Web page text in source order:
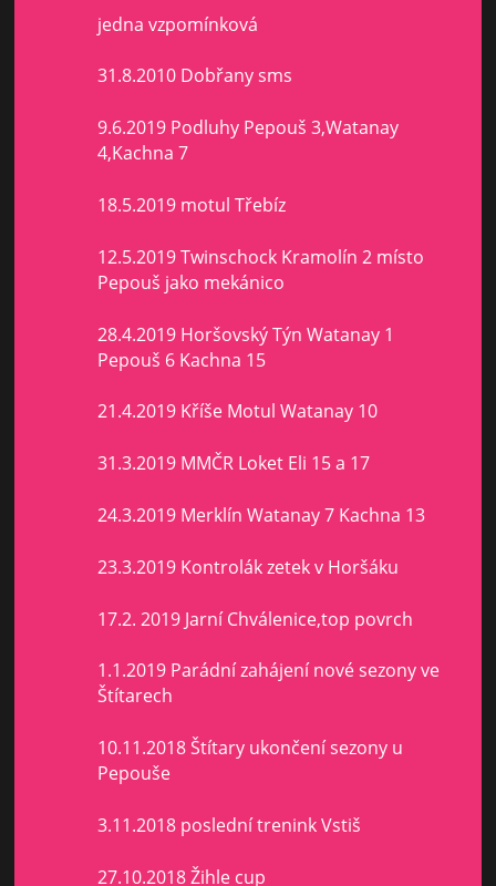
jedna vzpomínková
31.8.2010 Dobřany sms
9.6.2019 Podluhy Pepouš 3,Watanay
4,Kachna 7
18.5.2019 motul Třebíz
12.5.2019 Twinschock Kramolín 2 místo
Pepouš jako mekánico
28.4.2019 Horšovský Týn Watanay 1
Pepouš 6 Kachna 15
21.4.2019 Kříše Motul Watanay 10
31.3.2019 MMČR Loket Eli 15 a 17
24.3.2019 Merklín Watanay 7 Kachna 13
23.3.2019 Kontrolák zetek v Horšáku
17.2. 2019 Jarní Chválenice,top povrch
1.1.2019 Parádní zahájení nové sezony ve
Štítarech
10.11.2018 Štítary ukončení sezony u
Pepouše
3.11.2018 poslední trenink Vstiš
27.10.2018 Žihle cup